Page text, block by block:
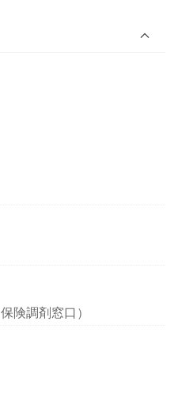
険調剤窓口）